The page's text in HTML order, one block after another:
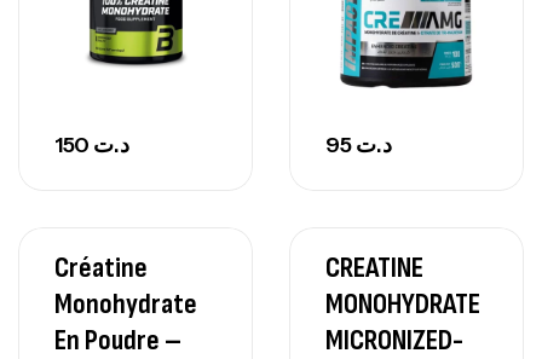
د.ت د.ت
Créatine
Monohydrate
En Poudre –
CREATINE
MONOHYDRATE
MICRONIZED-